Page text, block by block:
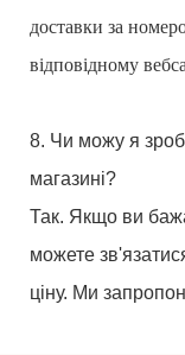
доставки за
відповідному
8. Чи можу я
магазині?
Так. Якщо ви
можете
ціну. Ми